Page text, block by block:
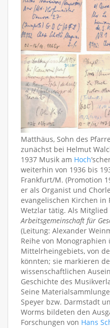
Matthäus, Sohn des
zunächst bei Helmut
1937 Musik am Hoch
weiterhin von 1936 bis
Frankfurt/M. (Promotion
er als Organist und
evangelischen Kirchen
Wetzlar tätig. Als
Arbeitsgemeinschaft für
(Leitung: Alexander
Reihe von
Mittelrheingebiets, von
könnten; sie markieren
wissenschaftlichen
Geschichte des
Seine
Speyer bzw. Darmstadt
Worms bildeten den
Forschungen von Hans